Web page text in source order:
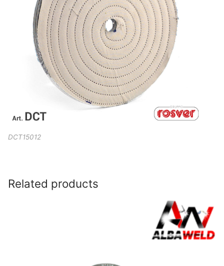
DCT15012
Related products